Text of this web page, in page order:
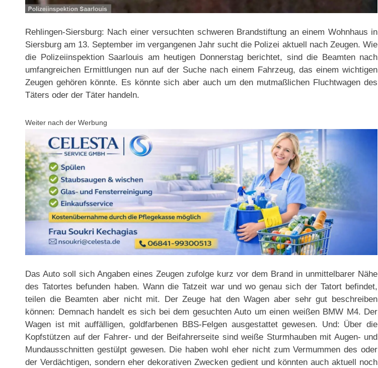
Rehlingen-Siersburg: Nach einer versuchten schweren Brandstiftung an einem Wohnhaus in
Siersburg am 13. September im vergangenen Jahr sucht die Polizei aktuell nach Zeugen. Wie
die Polizeiinspektion Saarlouis am heutigen Donnerstag berichtet, sind die Beamten nach
umfangreichen Ermittlungen nun auf der Suche nach einem Fahrzeug, das einem wichtigen
Zeugen gehören könnte. Es könnte sich aber auch um den mutmaßlichen Fluchtwagen des
Täters oder der Täter handeln.
Weiter nach der Werbung
Das Auto soll sich Angaben eines Zeugen zufolge kurz vor dem Brand in unmittelbarer Nähe
des Tatortes befunden haben. Wann die Tatzeit war und wo genau sich der Tatort befindet,
teilen die Beamten aber nicht mit. Der Zeuge hat den Wagen aber sehr gut beschreiben
können: Demnach handelt es sich bei dem gesuchten Auto um einen weißen BMW M4. Der
Wagen ist mit auffälligen, goldfarbenen BBS-Felgen ausgestattet gewesen. Und: Über die
Kopfstützen auf der Fahrer- und der Beifahrerseite sind weiße Sturmhauben mit Augen- und
Mundausschnitten gestülpt gewesen. Die haben wohl eher nicht zum Vermummen des oder
der Verdächtigen, sondern eher dekorativen Zwecken gedient und könnten auch aktuell noch